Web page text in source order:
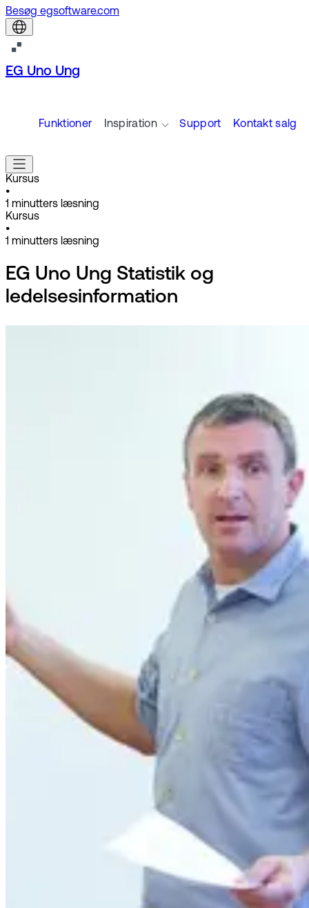
Besøg egsoftware.com
EG Uno Ung
Funktioner Inspiration Support Kontakt salg
Kursus
•
1 minutters læsning
Kursus
•
1 minutters læsning
EG Uno Ung Statistik og
ledelsesinformation